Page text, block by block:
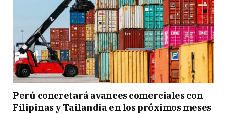
Perú concretará avances comerciales con
Filipinas y Tailandia en los próximos meses